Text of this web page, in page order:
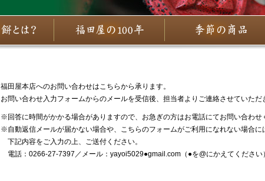
福田屋本店へのお問い合わせはこちらから承ります。
お問い合わせ入力フォームからのメールを受信後、担当者よりご連絡させていただ
※回答に時間がかかる場合がありますので、お急ぎの方はお電話にてお問い合わせ
※自動返信メールが届かない場合や、こちらのフォームがご利用になれない場合に
下記内容をご入力の上、ご送付ください。
電話：0266-27-7397／メール：yayoi5029●gmail.com（●を@にかえてください）